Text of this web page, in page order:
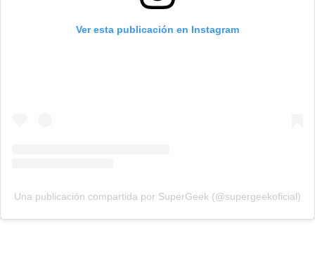
Ver esta publicación en Instagram
Una publicación compartida por SuperGeek (@supergeekoficial)